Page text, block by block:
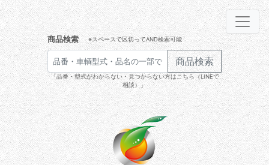
商品検索 ※スペースで区切ってAND検索可能
商品検索
「品番・型式がわからない・見つからない方はこちら（LINEで
相談）」